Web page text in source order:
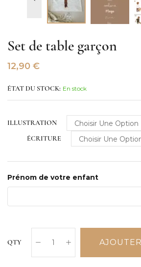
Set de table garçon
12,90 €
ÉTAT DU STOCK: En stock
ILLUSTRATION
ÉCRITURE
Prénom de votre enfant
QTY